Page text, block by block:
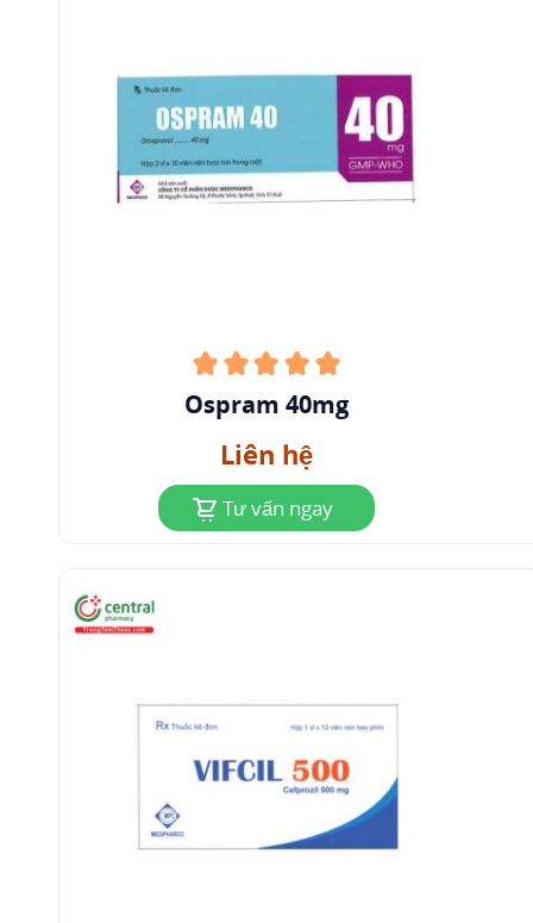
Ospram 40mg
Liên hệ
Tư vấn ngay